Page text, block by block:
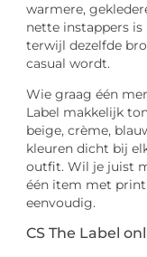
warmere,
nette instappers
terwijl dezelfde
casual wordt.
Wie graag één
Label makkelijk
beige, crème,
kleuren dicht bij
outfit. Wil je juist
één item met
eenvoudig.
CS The Label